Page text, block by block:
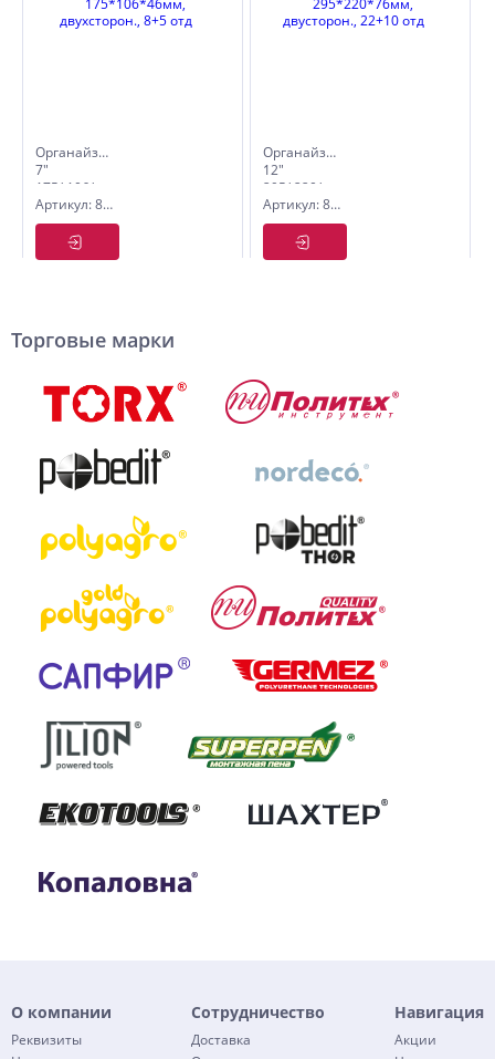
Органайзер
7"
175*106*46мм,
двухсторон.,
8+5 отд
Артикул: 8064483
Органайзер
12"
295*220*76мм,
двусторон.,
22+10 отд
Артикул: 8064501
Торговые марки
О компании
Реквизиты
Сотрудничество
Доставка
Навигация
Акции